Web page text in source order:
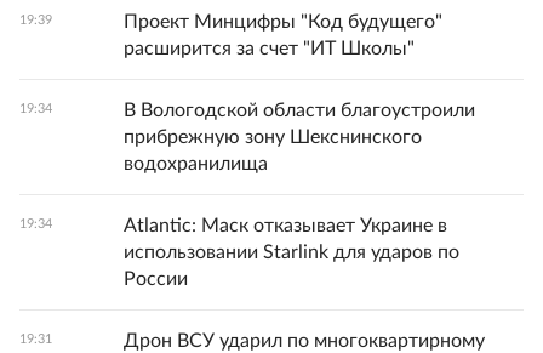
19:39
Проект Минцифры "Код будущего"
расширится за счет "ИТ Школы"
19:34
В Вологодской области благоустроили
прибрежную зону Шекснинского
водохранилища
19:34
Atlantic: Маск отказывает Украине в
использовании Starlink для ударов по
России
19:31
Дрон ВСУ ударил по многоквартирному